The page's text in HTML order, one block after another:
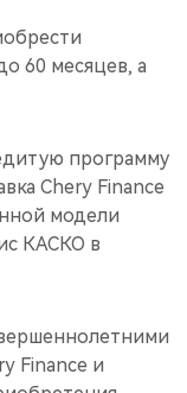
60 месяцев, а
программу
Chery Finance
модели
КАСКО в
Finance и